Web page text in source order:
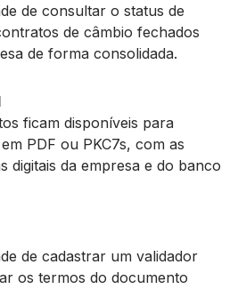
de consultar o status de
de câmbio fechados
de forma consolidada.
ficam disponíveis para
PDF ou PKC7s, com as
digitais da empresa e do banco
de cadastrar um validador
os termos do documento